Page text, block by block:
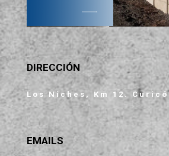
DIRECCIÓN
Los Niches, Km 12. Curicó
EMAILS